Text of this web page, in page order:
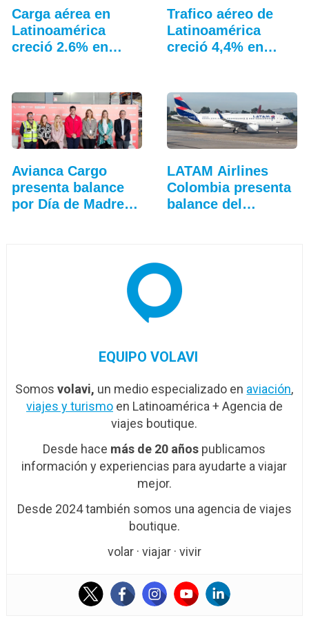
Carga aérea en
Latinoamérica
creció 2.6% en
Trafico aéreo de
Latinoamérica
creció 4,4% en
Avianca Cargo
presenta balance
por Día de Madres
LATAM Airlines
Colombia presenta
balance del
EQUIPO VOLAVI
Somosvolavi, un medio especializado en aviación,
viajes y turismoen Latinoamérica + Agencia de
viajes boutique.
Desde hace más de 20 años publicamos
información y experiencias para ayudarte a viajar
mejor.
Desde 2024 también somos una agencia de viajes
boutique.
volar · viajar · vivir